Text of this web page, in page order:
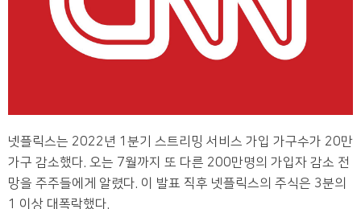
넷플릭스는 2022년 1분기 스트리밍 서비스 가입 가구수가 20만
가구 감소했다. 오는 7월까지 또 다른 200만명의 가입자 감소 전
망을 주주들에게 알렸다. 이 발표 직후 넷플릭스의 주식은 3분의
1 이상 대폭락했다.